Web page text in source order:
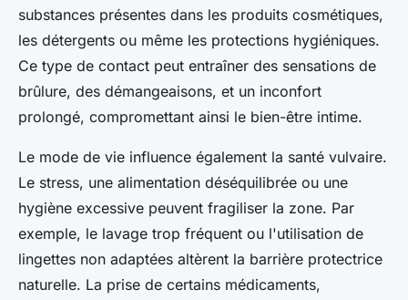
substances présentes dans les produits cosmétiques,
les détergents ou même les protections hygiéniques.
Ce type de contact peut entraîner des sensations de
brûlure, des démangeaisons, et un inconfort
prolongé, compromettant ainsi le bien-être intime.
Le mode de vie influence également la santé vulvaire.
Le stress, une alimentation déséquilibrée ou une
hygiène excessive peuvent fragiliser la zone. Par
exemple, le lavage trop fréquent ou l'utilisation de
lingettes non adaptées altèrent la barrière protectrice
naturelle. La prise de certains médicaments,